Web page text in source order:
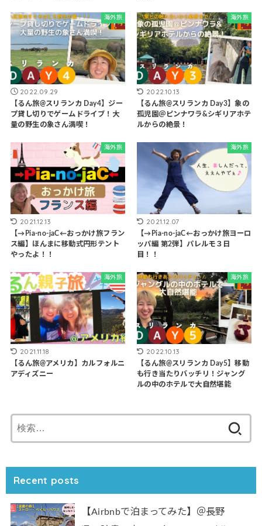
海外旅
2022.09.29
【るん旅@スリランカ Day4】ジー
プ貸し切りでゲームドライブ！大
量の野生の象さん満喫！
海外旅
2022.10.13
【るん旅@スリランカ Day3】象の
孤児園＠ピンナワラ&シギリアホテ
ルからの絶景！
海外旅
2021.12.13
【→Pia-no-jaC←おっかけ旅フラン
ス編】ほんまに移動式円形テント
やったよ！！
海外旅
2021.12.07
【→Pia-no-jaC←おっかけ旅ヨーロ
ッパ編 第2弾】パレルモ３日
目！！
海外旅
2021.11.18
【るん旅@アメリカ】カルフォルニ
アディズニー
海外旅
2022.10.13
【るん旅@スリランカ Day5】移動
も行き当たりバッチリ！ジャング
ルの中のホテルで大自然堪能
索:
Recent posts
【Airbnbで泊まってみた】＠長野